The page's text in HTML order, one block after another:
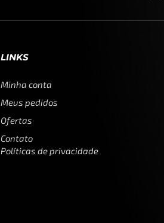
LINKS
Minha conta
Meus pedidos
Ofertas
Contato
Políticas de privacidade